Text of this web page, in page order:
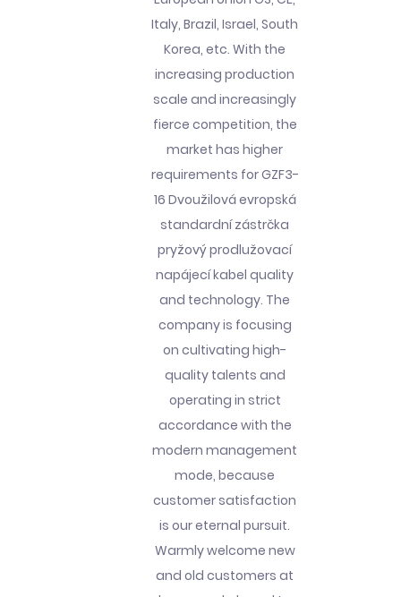
Italy, Brazil, Israel, South
Korea, etc. With the
increasing production
scale and increasingly
fierce competition, the
market has higher
requirements for GZF3-
16 Dvoužilová evropská
standardní zástrčka
pryžový prodlužovací
napájecí kabel quality
and technology. The
company is focusing
on cultivating high-
quality talents and
operating in strict
accordance with the
modern management
mode, because
customer satisfaction
is our eternal pursuit.
Warmly welcome new
and old customers at